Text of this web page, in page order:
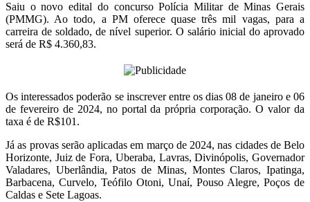
Saiu o novo edital do concurso Polícia Militar de Minas Gerais
(PMMG). Ao todo, a PM oferece quase três mil vagas, para a
carreira de soldado, de nível superior. O salário inicial do aprovado
será de R$ 4.360,83.
Os interessados poderão se inscrever entre os dias 08 de janeiro e 06
de fevereiro de 2024, no portal da própria corporação. O valor da
taxa é de R$101.
Já as provas serão aplicadas em março de 2024, nas cidades de Belo
Horizonte, Juiz de Fora, Uberaba, Lavras, Divinópolis, Governador
Valadares, Uberlândia, Patos de Minas, Montes Claros, Ipatinga,
Barbacena, Curvelo, Teófilo Otoni, Unaí, Pouso Alegre, Poços de
Caldas e Sete Lagoas.